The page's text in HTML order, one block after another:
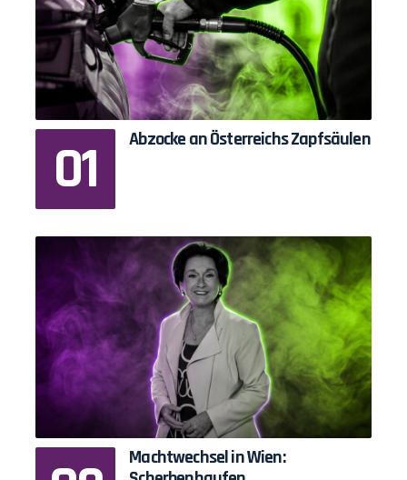
Abzocke an Österreichs Zapfsäulen
Machtwechsel in Wien: